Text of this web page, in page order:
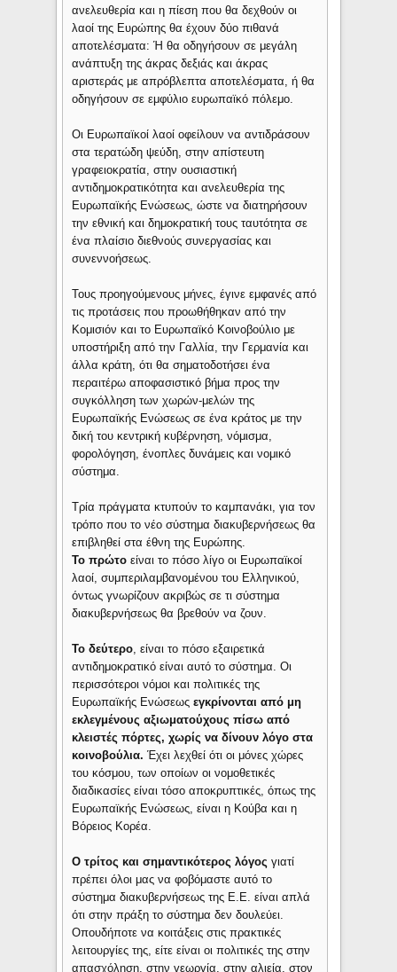
ανελευθερία και η πίεση που θα δεχθούν οι
λαοί της Ευρώπης θα έχουν δύο πιθανά
αποτελέσματα: Ή θα οδηγήσουν σε μεγάλη
ανάπτυξη της άκρας δεξιάς και άκρας
αριστεράς με απρόβλεπτα αποτελέσματα, ή θα
οδηγήσουν σε εμφύλιο ευρωπαϊκό πόλεμο.
Οι Ευρωπαϊκοί λαοί οφείλoυν να αντιδράσουν
στα τερατώδη ψεύδη, στην απίστευτη
γραφειοκρατία, στην ουσιαστική
αντιδημοκρατικότητα και ανελευθερία της
Ευρωπαϊκής Ενώσεως, ώστε να διατηρήσουν
την εθνική και δημοκρατική τους ταυτότητα σε
ένα πλαίσιο διεθνούς συνεργασίας και
συνεννοήσεως.
Τους προηγούμενους μήνες, έγινε εμφανές από
τις προτάσεις που προωθήθηκαν από την
Κομισιόν και το Ευρωπαϊκό Κοινοβούλιο με
υποστήριξη από την Γαλλία, την Γερμανία και
άλλα κράτη, ότι θα σηματοδοτήσει ένα
περαιτέρω αποφασιστικό βήμα προς την
συγκόλληση των χωρών-μελών της
Ευρωπαϊκής Ενώσεως σε ένα κράτος με την
δική του κεντρική κυβέρνηση, νόμισμα,
φορολόγηση, ένοπλες δυνάμεις και νομικό
σύστημα.
Τρία πράγματα κτυπούν το καμπανάκι, για τον
τρόπο που το νέο σύστημα διακυβερνήσεως θα
επιβληθεί στα έθνη της Ευρώπης.
Το πρώτο είναι το πόσο λίγο οι Ευρωπαϊκοί
λαοί, συμπεριλαμβανομένου του Ελληνικού,
όντως γνωρίζουν ακριβώς σε τι σύστημα
διακυβερνήσεως θα βρεθούν να ζουν.
Το δεύτερο , είναι το πόσο εξαιρετικά
αντιδημοκρατικό είναι αυτό το σύστημα. Οι
περισσότεροι νόμοι και πολιτικές της
Ευρωπαϊκής Ενώσεωςεγκρίνονται από μη
εκλεγμένους αξιωματούχους πίσω από
κλειστές πόρτες, χωρίς να δίνουν λόγο στα
κοινοβούλια. Έχει λεχθεί ότι οι μόνες χώρες
του κόσμου, των οποίων οι νομοθετικές
διαδικασίες είναι τόσο αποκρυπτικές, όπως της
Ευρωπαϊκής Ενώσεως, είναι η Κούβα και η
Βόρειος Κορέα.
Ο τρίτος και σημαντικότερος λόγος γιατί
πρέπει όλοι μας να φοβόμαστε αυτό το
σύστημα διακυβερνήσεως της Ε.Ε. είναι απλά
ότι στην πράξη το σύστημα δεν δουλεύει.
Οπουδήποτε να κοιτάξεις στις πρακτικές
λειτουργίες της, είτε είναι οι πολιτικές της στην
απασχόληση, στην γεωργία, στην αλιεία, στον